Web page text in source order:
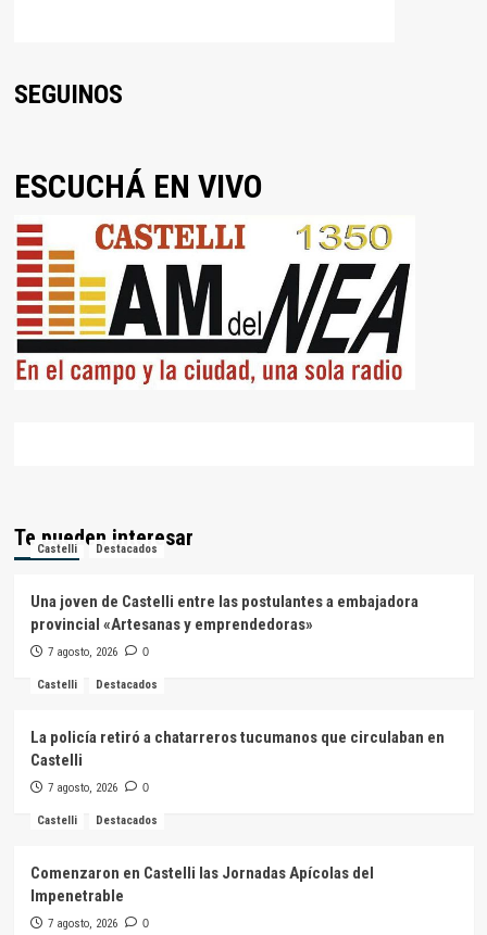
SEGUINOS
ESCUCHÁ EN VIVO
Te pueden interesar
Castelli Destacados
Una joven de Castelli entre las postulantes a embajadora
provincial «Artesanas y emprendedoras»
7 agosto, 2026 0
Castelli Destacados
La policía retiró a chatarreros tucumanos que circulaban en
Castelli
7 agosto, 2026 0
Castelli Destacados
Comenzaron en Castelli las Jornadas Apícolas del
Impenetrable
7 agosto, 2026 0